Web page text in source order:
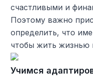
счастливыми и
Поэтому важно
определить, что
чтобы жить жизнью
Учимся